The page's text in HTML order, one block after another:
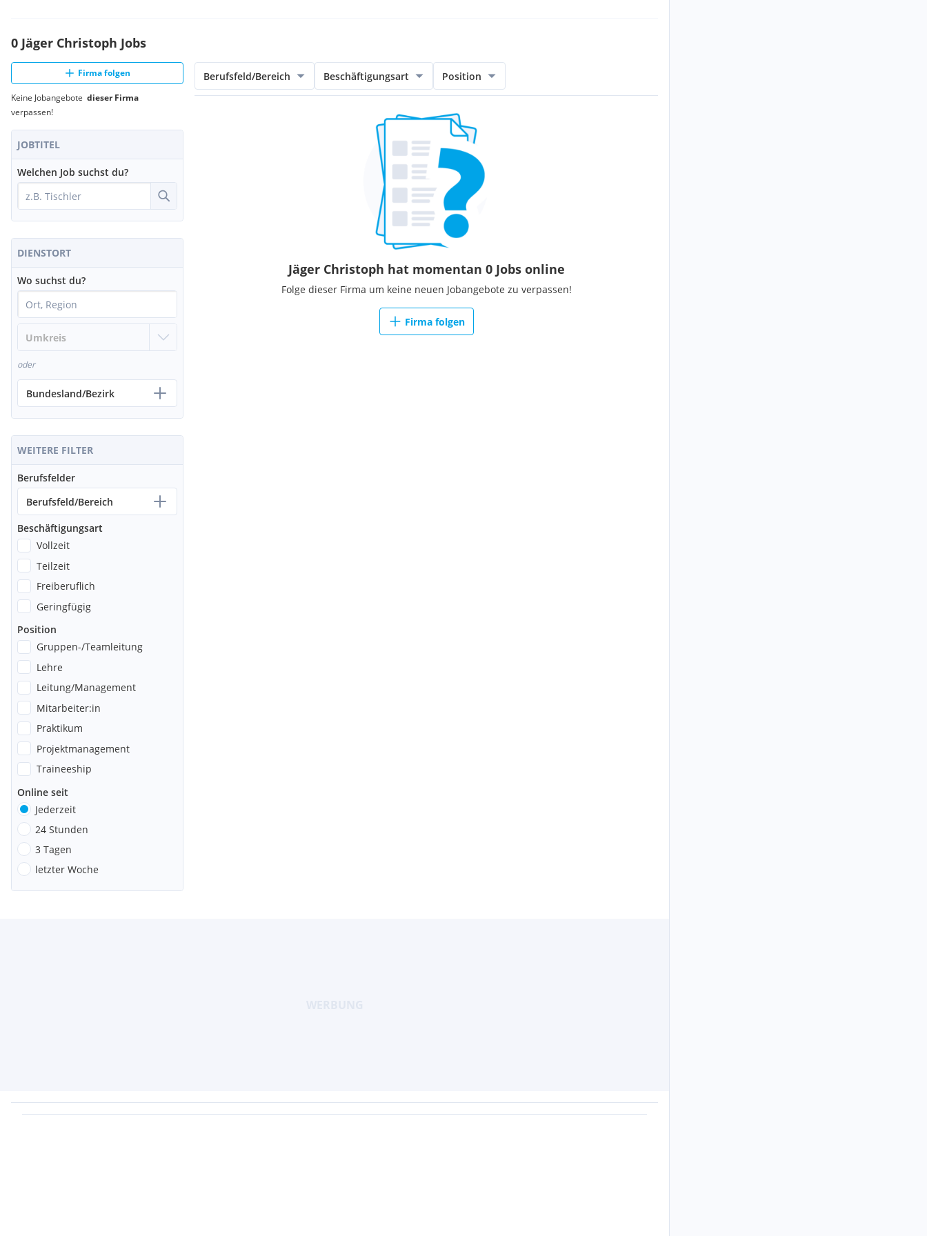
0 Jäger Christoph Jobs
Firma folgen
Keine Jobangebote dieser Firma
verpassen!
JOBTITEL
Welchen Job suchst du?
DIENSTORT
Wo suchst du?
oder
Bundesland/Bezirk
WEITERE FILTER
Berufsfelder
Berufsfeld/Bereich
Beschäftigungsart
Vollzeit
Teilzeit
Freiberuflich
Geringfügig
Position
Gruppen-/Teamleitung
Lehre
Leitung/Management
Mitarbeiter:in
Praktikum
Projektmanagement
Traineeship
Online seit
Jederzeit
24 Stunden
3 Tagen
letzter Woche
Berufsfeld/Bereich Beschäftigungsart Position
Jäger Christoph hat momentan 0 Jobs online
Folge dieser Firma um keine neuen Jobangebote zu verpassen!
Firma folgen